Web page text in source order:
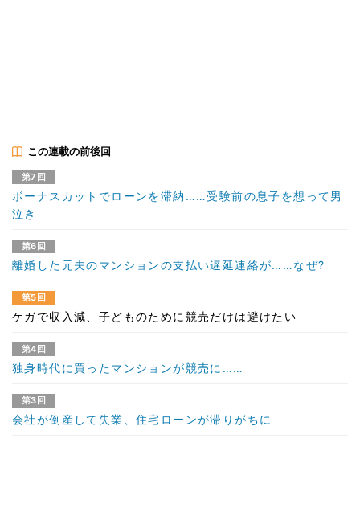
この連載の前後回
第7回
ボーナスカットでローンを滞納……受験前の息子を想って男
泣き
第6回
離婚した元夫のマンションの支払い遅延連絡が……なぜ?
第5回
ケガで収入減、子どものために競売だけは避けたい
第4回
独身時代に買ったマンションが競売に……
第3回
会社が倒産して失業、住宅ローンが滞りがちに